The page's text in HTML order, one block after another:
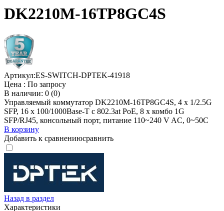
DK2210M-16TP8GC4S
Артикул:ES-SWITCH-DPTEK-41918
Цена : По запросу
В наличии: 0 (0)
Управляемый коммутатор DK2210M-16TP8GC4S, 4 x 1/2.5G
SFP, 16 x 100/1000Base-T c 802.3at PoE, 8 x комбо 1G
SFP/RJ45, консольный порт, питание 110~240 V AC, 0~50C
В корзину
Добавить к сравнениюсравнить
Назад в раздел
Характеристики